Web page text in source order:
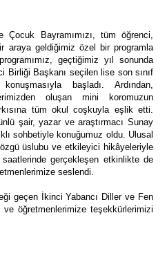
Bayramımızı, tüm öğrenci,
araya geldiğimiz özel bir programla
geçtiğimiz yıl sonunda
Birliği Başkanı seçilen lise son sınıf
başladı. Ardından,
oluşan mini koromuzun
tüm okul coşkuyla eşlik etti.
şair, yazar ve araştırmacı Sunay
sohbetiyle konuğumuz oldu. Ulusal
üslubu ve etkileyici hikâyeleriyle
gerçekleşen etkinlikte de
seslendi.
geçen İkinci Yabancı Diller ve Fen
öğretmenlerimize teşekkürlerimizi